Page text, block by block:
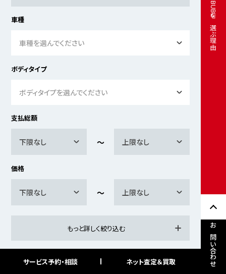
BUBUを選ぶ理由
お問い合わせ
車種
車種を選んでください
ボディタイプ
ボディタイプを選んでください
支払総額
下限なし 上限なし
価格
下限なし 上限なし
もっと詳しく絞り込む
検索
サービス予約・相談 ネット査定＆買取